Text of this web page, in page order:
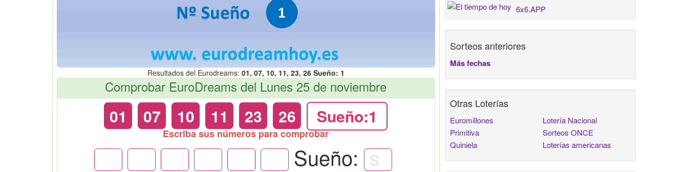
Resultados del Eurodreams: 01, 07, 10, 11, 23, 26 Sueño: 1
Comprobar EuroDreams del Lunes 25 de noviembre
01 07 10 11 23 26 Sueño:1
Escriba sus números para comprobar
Sueño:
6x6.APP
Sorteos anteriores
Más fechas
Otras Loterías
Euromillones
Primitiva
Quiniela
Lotería Nacional
Sorteos ONCE
Loterías americanas